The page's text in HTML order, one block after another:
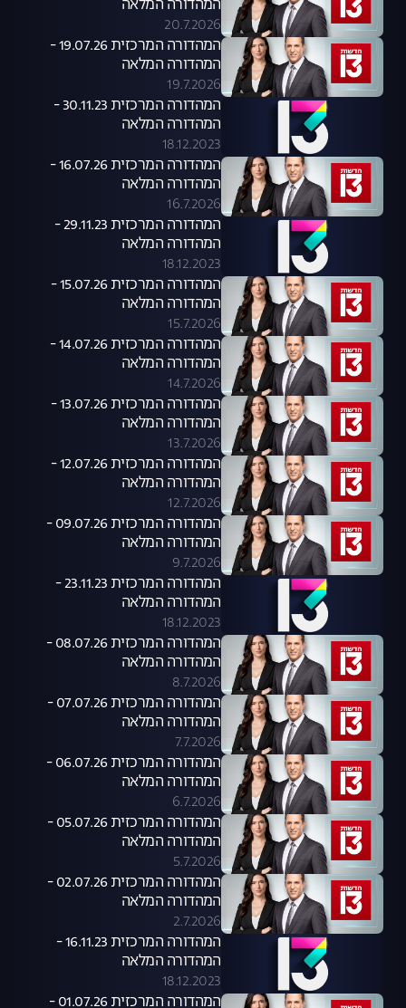
המהדורה המלאה
20.7.2026
המהדורה המרכזית 19.07.26 -
המהדורה המלאה
19.7.2026
המהדורה המרכזית 30.11.23 -
המהדורה המלאה
18.12.2023
המהדורה המרכזית 16.07.26 -
המהדורה המלאה
16.7.2026
המהדורה המרכזית 29.11.23 -
המהדורה המלאה
18.12.2023
המהדורה המרכזית 15.07.26 -
המהדורה המלאה
15.7.2026
המהדורה המרכזית 14.07.26 -
המהדורה המלאה
14.7.2026
המהדורה המרכזית 13.07.26 -
המהדורה המלאה
13.7.2026
המהדורה המרכזית 12.07.26 -
המהדורה המלאה
12.7.2026
המהדורה המרכזית 09.07.26 -
המהדורה המלאה
9.7.2026
המהדורה המרכזית 23.11.23 -
המהדורה המלאה
18.12.2023
המהדורה המרכזית 08.07.26 -
המהדורה המלאה
8.7.2026
המהדורה המרכזית 07.07.26 -
המהדורה המלאה
7.7.2026
המהדורה המרכזית 06.07.26 -
המהדורה המלאה
6.7.2026
המהדורה המרכזית 05.07.26 -
המהדורה המלאה
5.7.2026
המהדורה המרכזית 02.07.26 -
המהדורה המלאה
2.7.2026
המהדורה המרכזית 16.11.23 -
המהדורה המלאה
18.12.2023
המהדורה המרכזית 01.07.26 -